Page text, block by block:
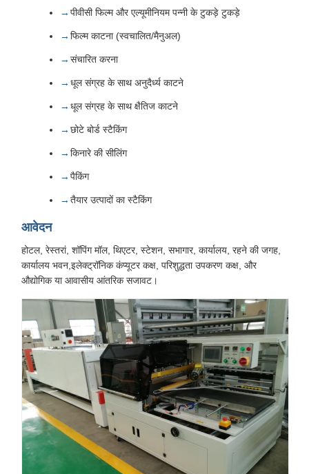
पीवीसी फिल्म और एल्यूमीनियम पन्नी के टुकड़े टुकड़े
फिल्म काटना (स्वचालित/मैनुअल)
संचारित करना
धूल संग्रह के साथ अनुदैर्ध्य काटने
धूल संग्रह के साथ क्षैतिज काटने
छोटे बोर्ड स्टैकिंग
किनारे की सीलिंग
पैकिंग
तैयार उत्पादों का स्टैकिंग
आवेदन
होटल, रेस्तरां, शॉपिंग मॉल, थिएटर, स्टेशन, सभागार, कार्यालय, रहने की जगह,
कार्यालय भवन,इलेक्ट्रॉनिक कंप्यूटर कक्ष, परिशुद्धता उपकरण कक्ष, और
औद्योगिक या आवासीय आंतरिक सजावट।